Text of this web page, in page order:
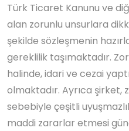
Türk Ticaret Kanunu ve
alan zorunlu unsurlara
şekilde sözleşmenin
gereklilik taşımaktadır.
halinde, idari ve cezai
olmaktadır. Ayrıca şirket,
sebebiyle çeşitli
maddi zararlar etmesi